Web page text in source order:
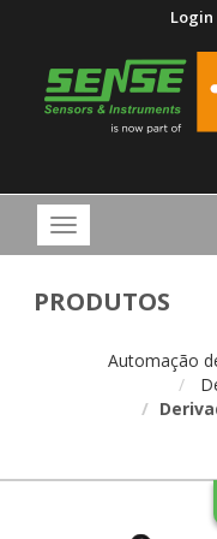
Login
PRODUTOS
Automação